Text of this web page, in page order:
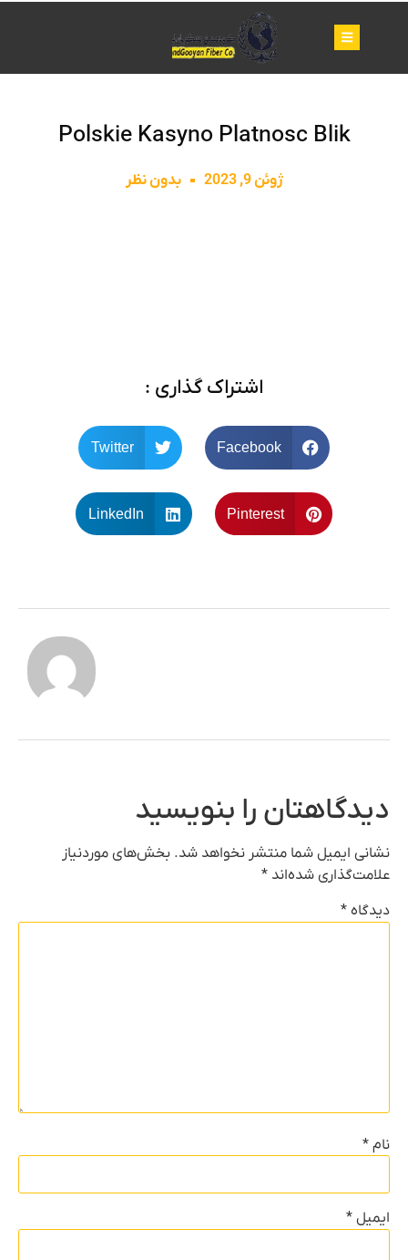
Polskie Kasyno Platnosc Blik
ژوئن 9, 2023 بدون نظر
اشتراک گذاری :
Facebook
Twitter
Pinterest
LinkedIn
دیدگاهتان را بنویسید
نشانی ایمیل شما منتشر نخواهد شد. بخش‌های موردنیاز
علامت‌گذاری شده‌اند *
دیدگاه *
نام *
ایمیل *